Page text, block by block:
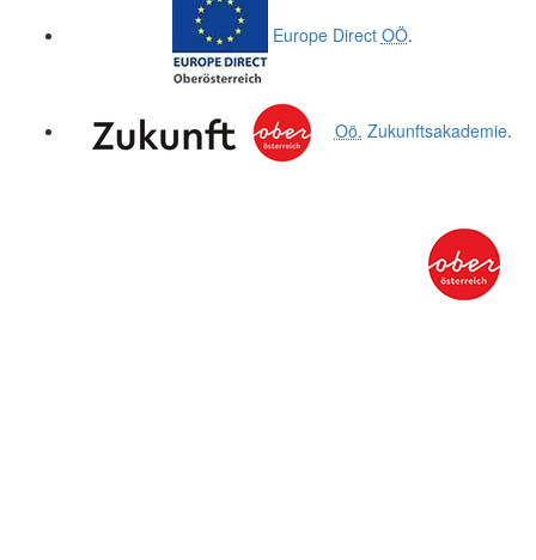
Europe Direct OÖ.
Oö. Zukunftsakademie.